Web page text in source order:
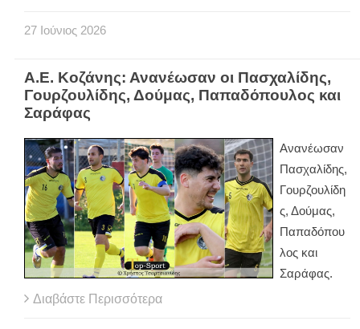
27 Ιούνιος 2026
Α.Ε. Κοζάνης: Ανανέωσαν οι Πασχαλίδης,
Γουρζουλίδης, Δούμας, Παπαδόπουλος και
Σαράφας
Ανανέωσαν
Πασχαλίδης,
Γουρζουλίδη
ς, Δούμας,
Παπαδόπου
λος και
Σαράφας.
Διαβάστε Περισσότερα